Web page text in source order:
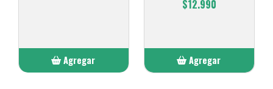
Agregar
$8.990
Elige opciones